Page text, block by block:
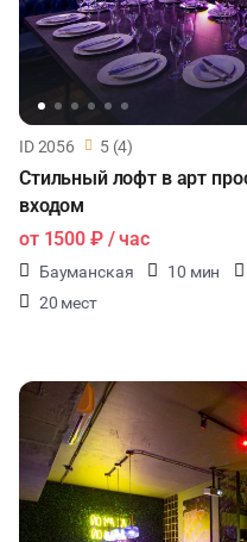
ID 2056 5 (4)
Стильный лофт в арт
входом
от 1500 ₽/ час
Бауманская 10 мин
20 мест